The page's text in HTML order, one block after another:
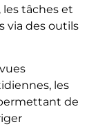
les tâches et
via des outils
les
de